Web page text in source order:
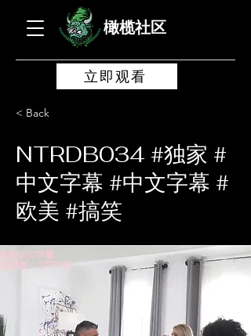
橄榄社区
立即观看
< Back
NTRDB034 #独家 #
中文字幕 #中文字幕 #
欧美 #搞笑